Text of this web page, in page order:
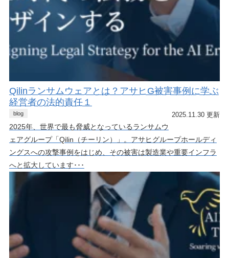
Qilinランサムウェアとは？アサヒG被害事例に学ぶ
経営者の法的責任１
blog 2025.11.30 更新
2025年、世界で最も脅威となっているランサムウ
ェアグループ「Qilin（チーリン）」。アサヒグループホールディ
ングスへの攻撃事例をはじめ、その被害は製造業や重要インフラ
へと拡大しています･･･